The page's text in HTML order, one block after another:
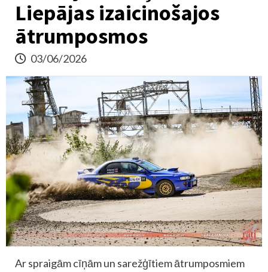
Liepājas izaicinošajos
ātrumposmos
03/06/2026
Ar spraigām cīņām un sarežģītiem ātrumposmiem